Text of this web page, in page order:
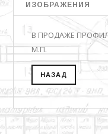
ИЗОБРАЖЕНИЯ
В ПРОДАЖЕ
М.П.